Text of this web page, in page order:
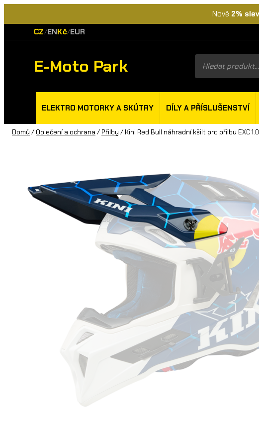
Nově 2%
CZ/ENKč/EUR
E-Moto Park
Products
search
ELEKTRO MOTORKY A SKÚTRY DÍLY A PŘÍSLUŠENSTVÍ
Domů / Oblečení a ochrana / Přilby / Kini Red Bull náhradní kšilt pro přilbu EXC 1.0